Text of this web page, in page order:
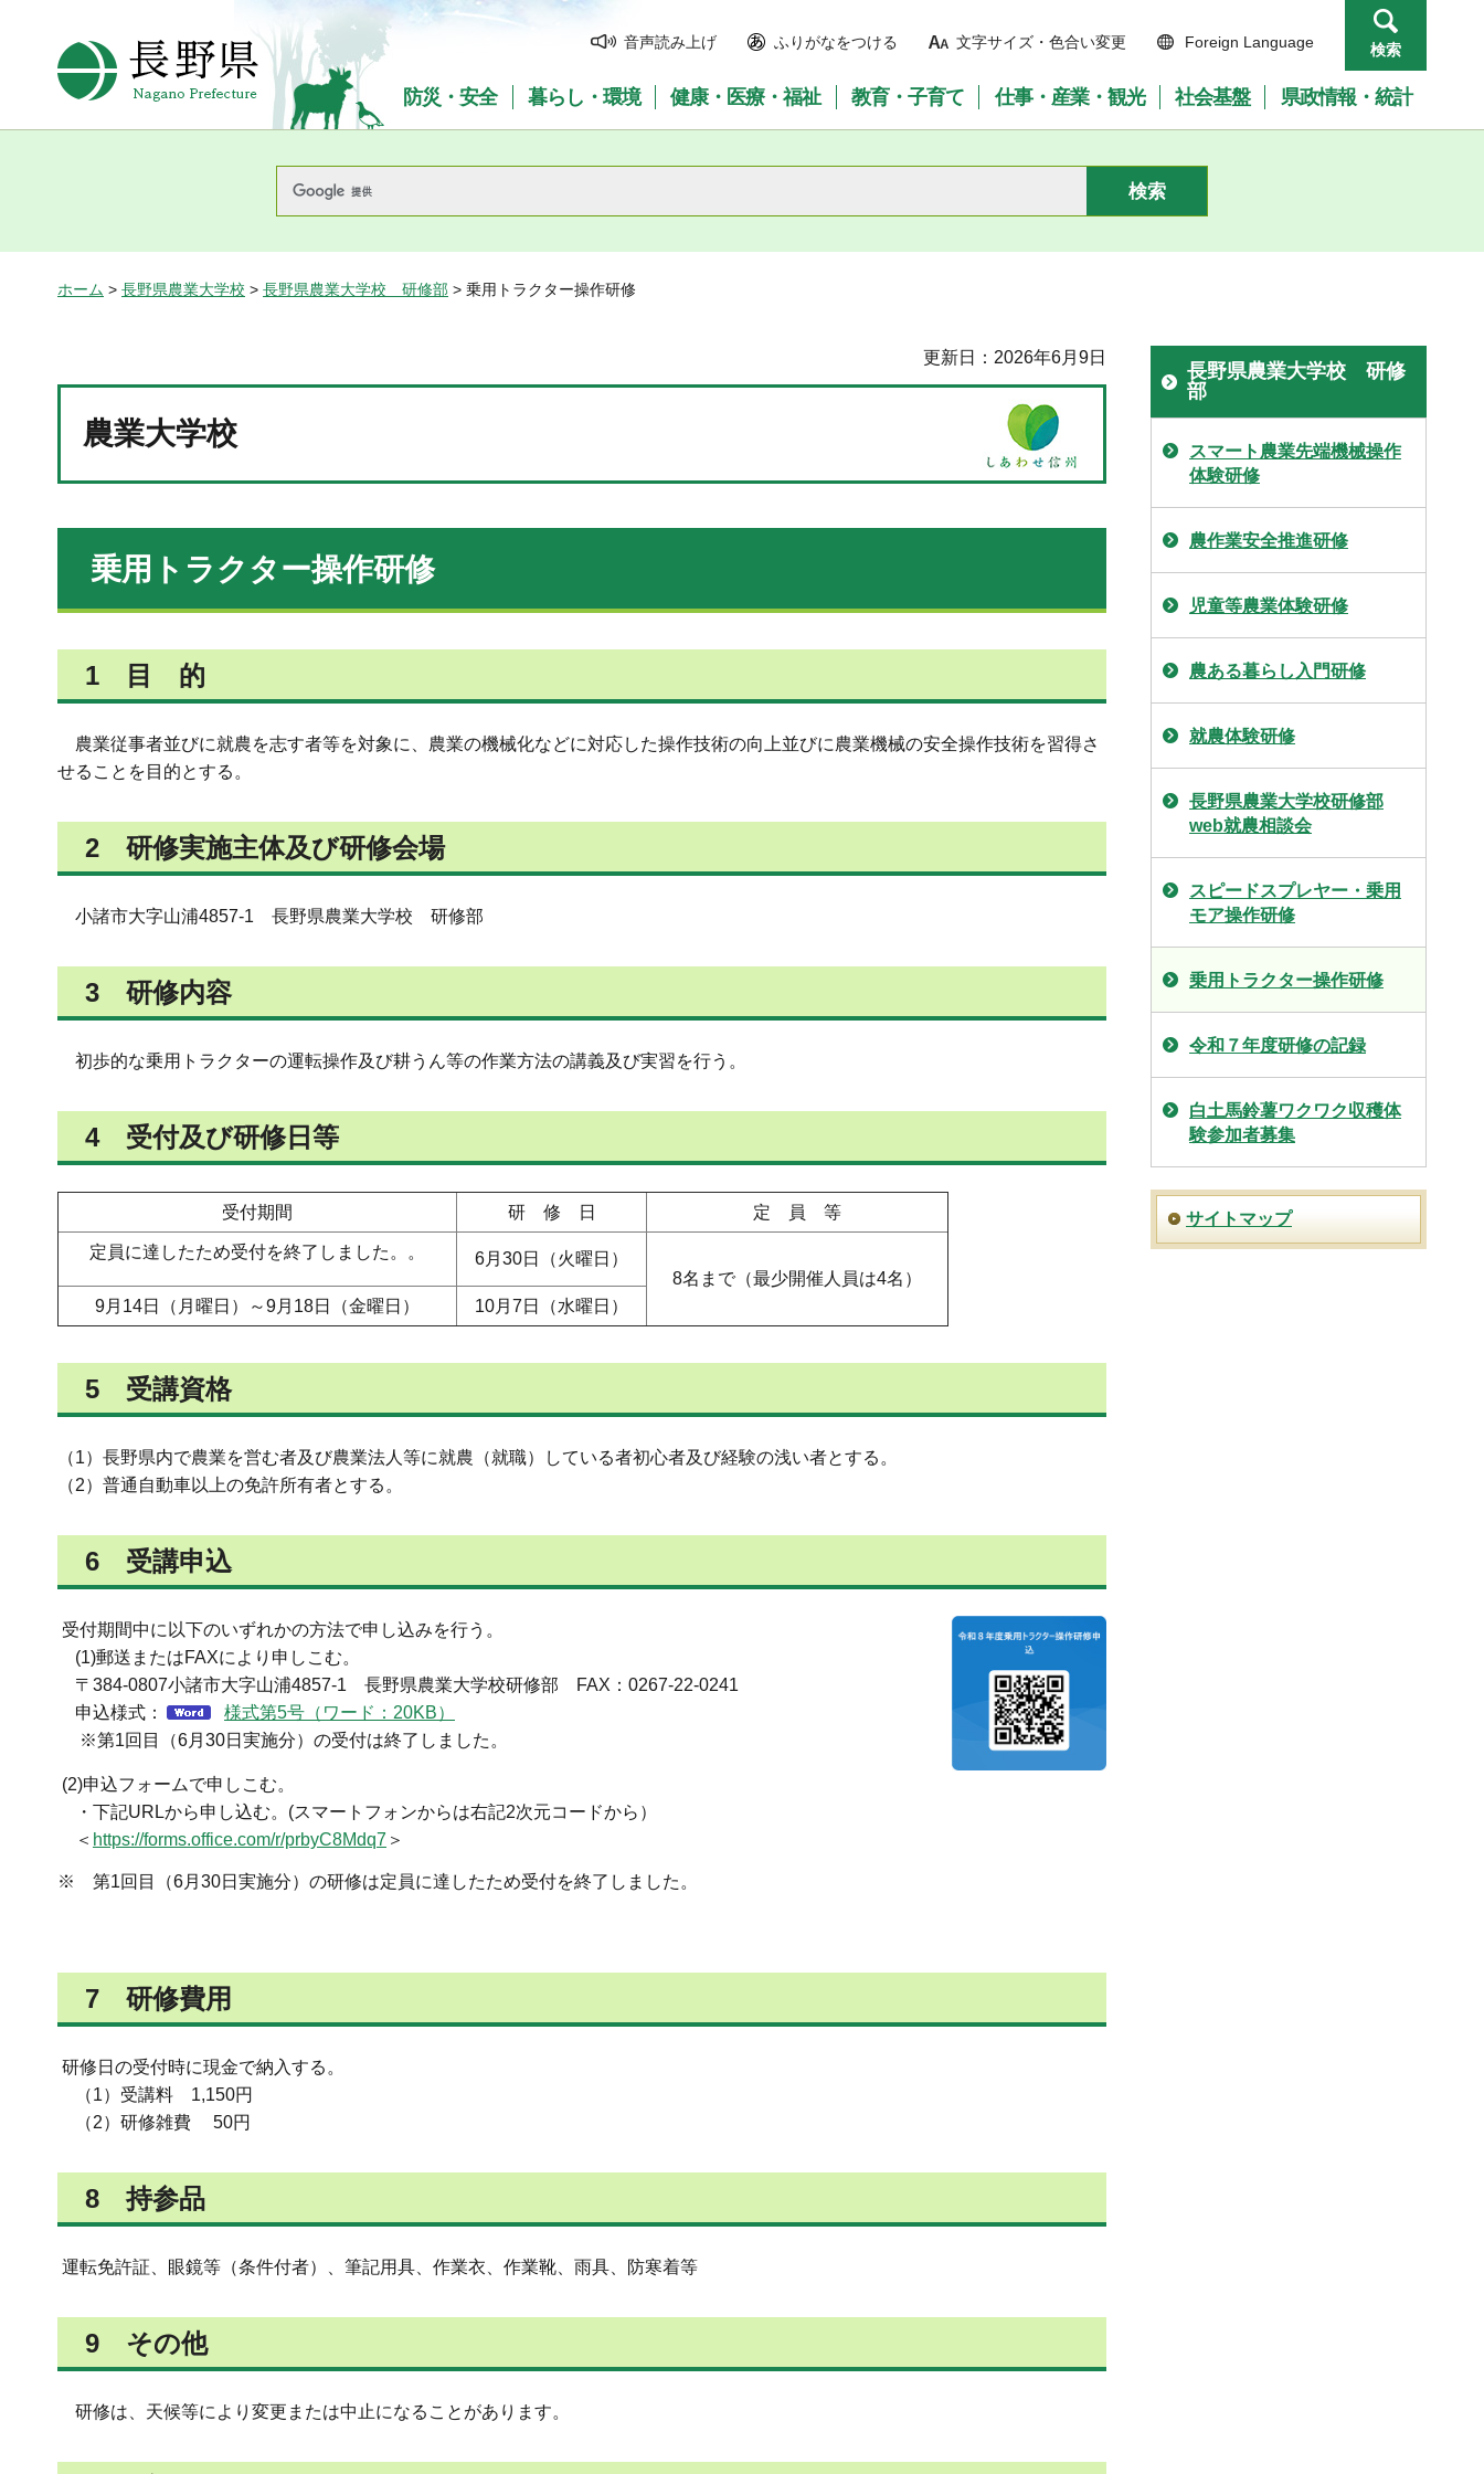
長野県Nagano Prefecture
音声読み上げ ふりがなをつける 文字サイズ・色合い変更 Foreign Language 検索
防災・安全 暮らし・環境 健康・医療・福祉 教育・子育て 仕事・産業・観光 社会基盤 県政情報・統計
ホーム > 長野県農業大学校 > 長野県農業大学校 研修部 > 乗用トラクター操作研修
更新日：2026年6月9日
農業大学校
乗用トラクター操作研修
1 目 的
農業従事者並びに就農を志す者等を対象に、農業の機械化などに対応した操作技術の向上並びに農業機械の安全操作技術を習得さ
せることを目的とする。
2 研修実施主体及び研修会場
小諸市大字山浦4857-1 長野県農業大学校 研修部
3 研修内容
初歩的な乗用トラクターの運転操作及び耕うん等の作業方法の講義及び実習を行う。
4 受付及び研修日等
受付期間 研 修 日 定 員 等
定員に達したため受付を終了しました。。
6月30日（火曜日）
8名まで（最少開催人員は4名）
9月14日（月曜日）～9月18日（金曜日）
10月7日（水曜日）
5 受講資格
（1）長野県内で農業を営む者及び農業法人等に就農（就職）している者初心者及び経験の浅い者とする。
（2）普通自動車以上の免許所有者とする。
6 受講申込
受付期間中に以下のいずれかの方法で申し込みを行う。
(1)郵送またはFAXにより申しこむ。
〒384-0807小諸市大字山浦4857-1 長野県農業大学校研修部 FAX：0267-22-0241
申込様式：
様式第5号（ワード：20KB）
※第1回目（6月30日実施分）の受付は終了しました。
(2)申込フォームで申しこむ。
・下記URLから申し込む。(スマートフォンからは右記2次元コードから）
＜ https://forms.office.com/r/prbyC8Mdq7 ＞
※ 第1回目（6月30日実施分）の研修は定員に達したため受付を終了しました。
7 研修費用
研修日の受付時に現金で納入する。
（1）受講料 1,150円
（2）研修雑費 50円
8 持参品
運転免許証、眼鏡等（条件付者）、筆記用具、作業衣、作業靴、雨具、防寒着等
9 その他
研修は、天候等により変更または中止になることがあります。
長野県農業大学校 研修
部
スマート農業先端機械操作
体験研修
農作業安全推進研修
児童等農業体験研修
農ある暮らし入門研修
就農体験研修
長野県農業大学校研修部
web就農相談会
スピードスプレヤー・乗用
モア操作研修
乗用トラクター操作研修
令和７年度研修の記録
白土馬鈴薯ワクワク収穫体
験参加者募集
サイトマップ